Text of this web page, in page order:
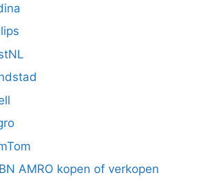
AMRO kopen of verkopen